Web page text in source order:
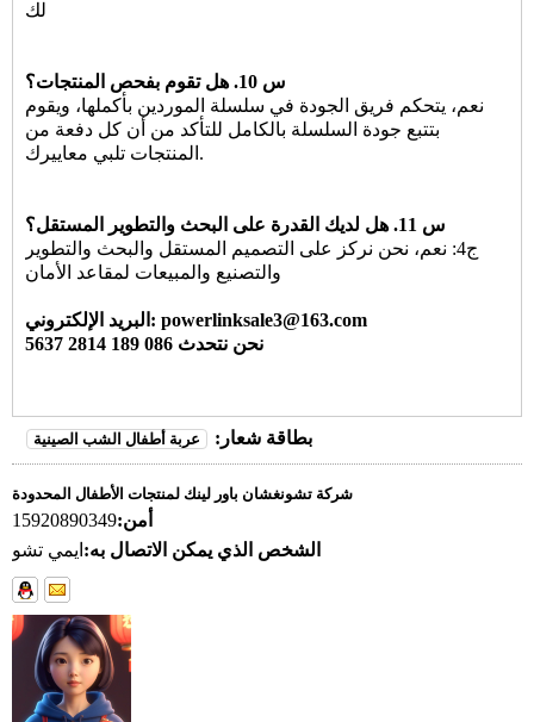
لك
س 10. هل تقوم بفحص المنتجات؟
نعم، يتحكم فريق الجودة في سلسلة الموردين بأكملها، ويقوم
بتتبع جودة السلسلة بالكامل للتأكد من أن كل دفعة من
المنتجات تلبي معاييرك.
س 11. هل لديك القدرة على البحث والتطوير المستقل؟
ج4: نعم، نحن نركز على التصميم المستقل والبحث والتطوير
والتصنيع والمبيعات لمقاعد الأمان
البريد الإلكتروني: powerlinksale3@163.com
نحن نتحدث 086 189 2814 5637
بطاقة شعار: عربة أطفال الشب الصينية
شركة تشونغشان باور لينك لمنتجات الأطفال المحدودة
أمن:15920890349
الشخص الذي يمكن الاتصال به: ايمي تشو